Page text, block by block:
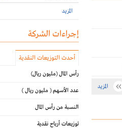
المزيد
المزيد
إجراءات الشركة
أحدث التوزيعات النقدية
رأس المال(مليون ريال)
عدد الأسهم( مليون ريال )
النسبة من رأس المال
توزيعات أرباح نقدية